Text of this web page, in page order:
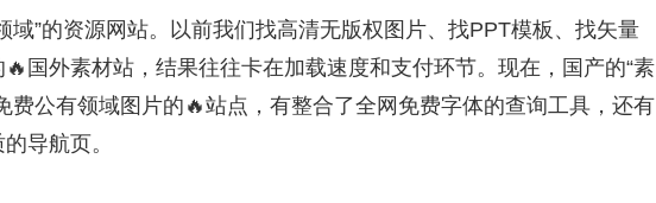
域”的资源网站。以前我们找高清无版权图片、找PPT模板、找矢量
国外素材站，结果往往卡在加载速度和支付环节。现在，国产的“素
费公有领域图片的🔥站点，有整合了全网免费字体的查询工具，还有
导航页。